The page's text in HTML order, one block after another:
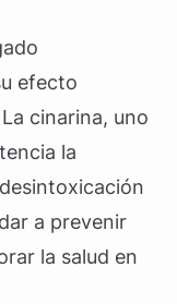
efecto
cinarina, uno
la
a prevenir
la salud en